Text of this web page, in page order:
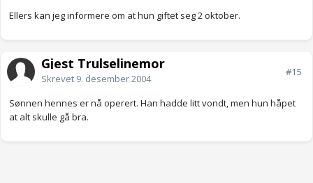
Ellers kan jeg informere om at hun giftet seg 2 oktober.
Gjest Trulselinemor
Skrevet 9. desember 2004
#15
Sønnen hennes er nå operert. Han hadde litt vondt, men hun håpet
at alt skulle gå bra.